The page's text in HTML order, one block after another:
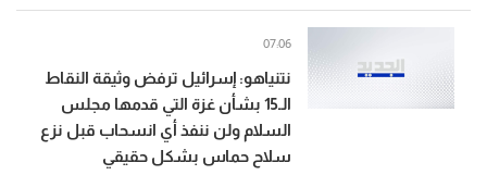
نتنياهو: إسرائيل ترفض وثيقة النقاط
الـ15 بشأن غزة التي قدمها مجلس
السلام ولن ننفذ أي انسحاب قبل نزع
سلاح حماس بشكل حقيقي
07:06